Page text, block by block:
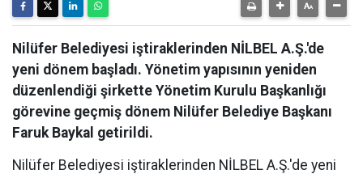
Nilüfer Belediyesi iştiraklerinden NİLBEL A.Ş.'de
yeni dönem başladı. Yönetim yapısının yeniden
düzenlendiği şirkette Yönetim Kurulu Başkanlığı
görevine geçmiş dönem Nilüfer Belediye Başkanı
Faruk Baykal getirildi.
Nilüfer Belediyesi iştiraklerinden NİLBEL A.Ş.'de yeni